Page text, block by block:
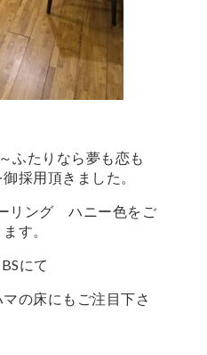
ふたりなら夢も恋も
採用頂きました。
リング ハニー色をご
す。
にて
の床にもご注目下さ